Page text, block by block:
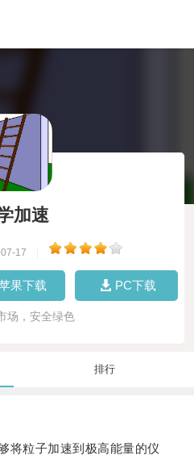
加速
17
果下载 PC下载
场，安全绿色
排行
粒子加速到极高能量的仪